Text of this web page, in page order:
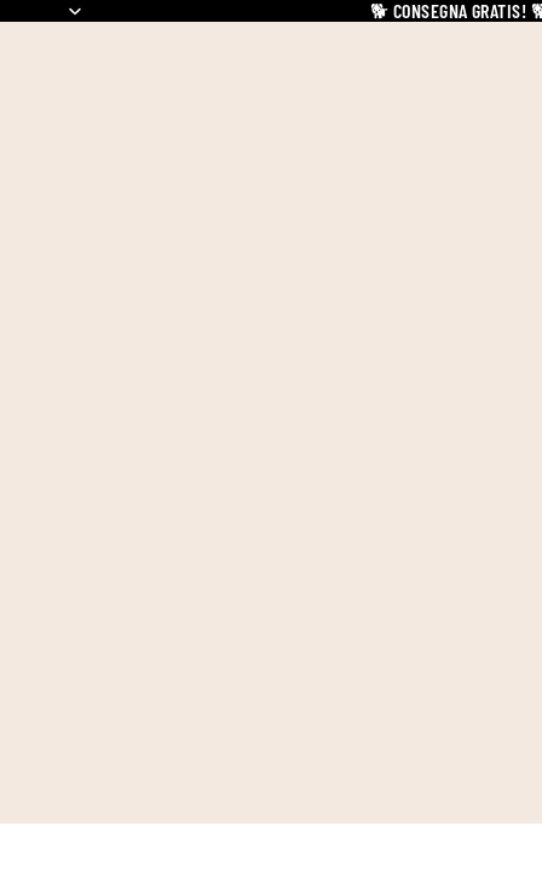
🐕 CONSEGNA GRATIS!